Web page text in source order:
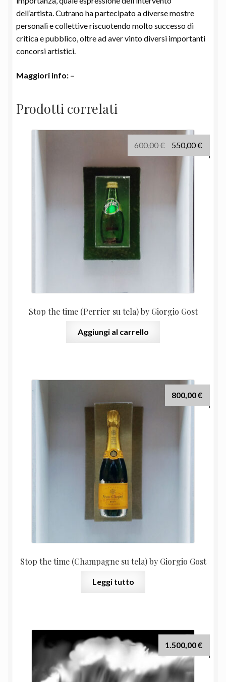
dell’artista. Cutrano ha partecipato a diverse mostre
personali e collettive riscuotendo molto successo di
critica e pubblico, oltre ad aver vinto diversi importanti
concorsi artistici.
Maggiori info: –
Prodotti correlati
Stop the time (Perrier su tela) by Giorgio Gost
600,00€
prezzo
550,00€
Aggiungi al carrello
Stop the time (Champagne su tela) by Giorgio Gost
800,00€
Leggi tutto
1.500,00€